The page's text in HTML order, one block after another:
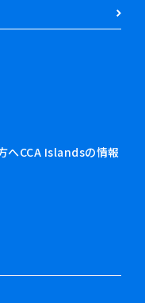
へCCA Islandsの情報